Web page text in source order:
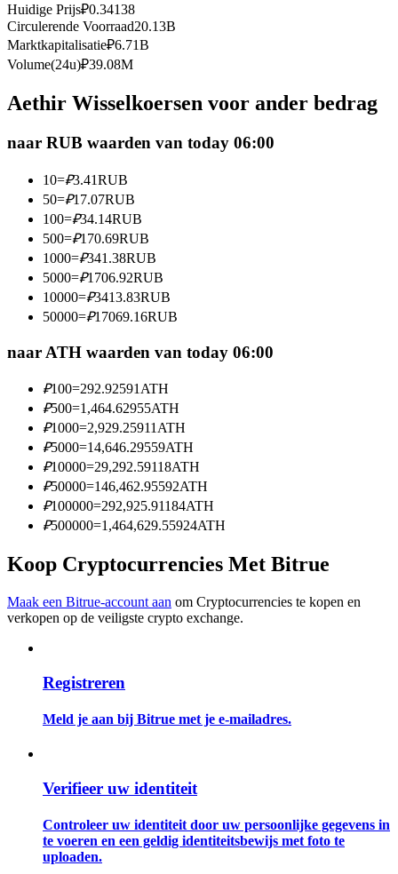
Sluit je aan bij top traders
Word een Copy Trader
Geniet van winstdeling en copy trading commissies
Informatie
Big data-analyse inclusief handelsinformatie, enz.
Gids
Handelsstrategieën
Leer hoe u winstgevend kunt blijven
Huidige Prijs₽0.34138
Circulerende Voorraad20.13B
Marktkapitalisatie₽6.71B
Volume(24u)₽39.08M
Aethir Wisselkoersen voor ander bedrag
naar RUB waarden van today 06:00
10=₽3.41RUB
50=₽17.07RUB
100=₽34.14RUB
500=₽170.69RUB
1000=₽341.38RUB
5000=₽1706.92RUB
10000=₽3413.83RUB
50000=₽17069.16RUB
naar ATH waarden van today 06:00
₽100=292.92591 ATH
₽500=1,464.62955ATH
₽1000=2,929.25911 ATH
₽5000=14,646.29559ATH
₽10000=29,292.59118ATH
₽50000=146,462.95592ATH
₽100000=292,925.91184ATH
₽500000=1,464,629.55924ATH
Koop Cryptocurrencies Met Bitrue
Maak een Bitrue-account aan om Cryptocurrencies te kopen en
verkopen op de veiligste crypto exchange.
Registreren
Meld je aan bij Bitrue met je e-mailadres.
Verifieer uw identiteit
Controleer uw identiteit door uw persoonlijke gegevens in
te voeren en een geldig identiteitsbewijs met foto te
uploaden.